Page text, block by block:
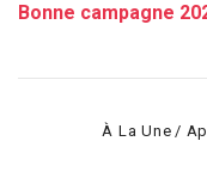
Bonne campagne
Categories
À La Une